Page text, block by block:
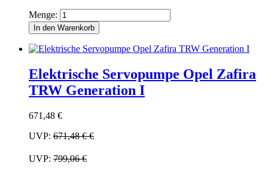
Menge:
In den Warenkorb
Elektrische Servopumpe Opel Zafira
TRW Generation I
671,48 €
UVP: 671,48 €€
UVP: 799,06 €